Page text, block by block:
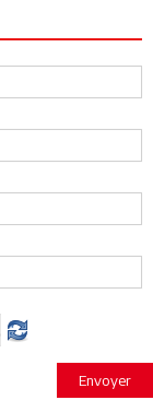
Envoyer